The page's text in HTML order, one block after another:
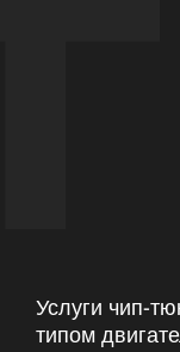
Услуги чип-
типом